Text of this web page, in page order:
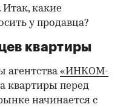
Итак, какие
у продавца?
квартиры
агентства«ИНКОМ-
квартиры перед
начинается с